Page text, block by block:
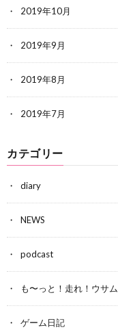
2019年10月
2019年9月
2019年8月
2019年7月
カテゴリー
diary
NEWS
podcast
も〜っと！走れ！ウサム
ゲーム日記